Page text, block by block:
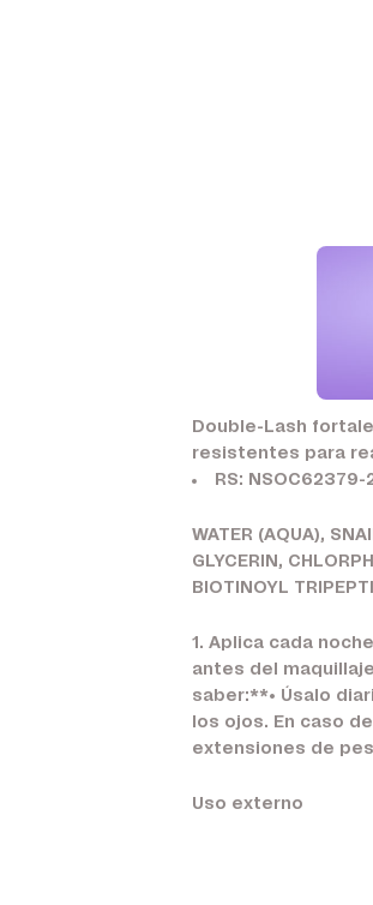
Double-Lash
resistentes para
RS: NSOC62379-
WATER (AQUA),
GLYCERIN,
BIOTINOYL
1. Aplica cada
antes del
saber:**• Úsalo
los ojos. En caso
extensiones de
Uso externo